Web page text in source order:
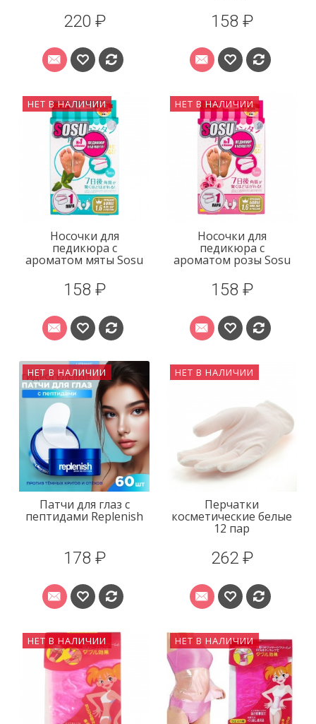
220 ₽ 158 ₽
НЕТ В НАЛИЧИИ
Носочки для
педикюра с
ароматом мяты Sosu
158 ₽
НЕТ В НАЛИЧИИ
Носочки для
педикюра с
ароматом розы Sosu
158 ₽
НЕТ В НАЛИЧИИ
Патчи для глаз с
пептидами Replenish
178 ₽
НЕТ В НАЛИЧИИ
Перчатки
косметические белые
12 пар
262 ₽
НЕТ В НАЛИЧИИ НЕТ В НАЛИЧИИ